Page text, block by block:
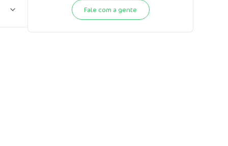
Fale com a gente